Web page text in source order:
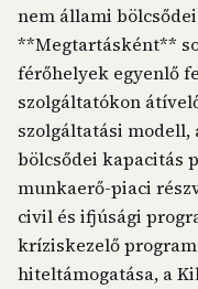
nem állami
**Megtartásként**
férőhelyek egyenlő
szolgáltatókon
szolgáltatási modell,
bölcsődei kapacitás
munkaerő-piaci
civil és ifjúsági
kríziskezelő
hiteltámogatása, a